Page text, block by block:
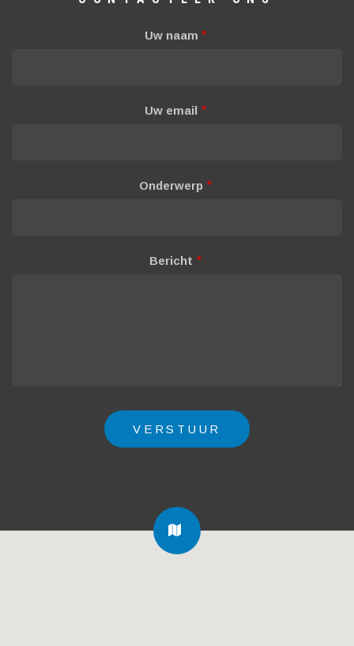
Uw naam
Uw email
Onderwerp
Bericht
FA-
MAP